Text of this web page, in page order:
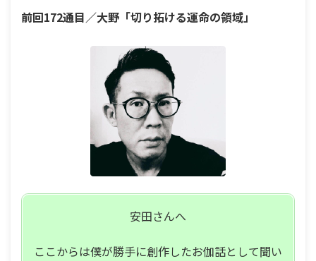
前回172通目／大野「切り拓ける運命の領域」
安田さんへ
ここからは僕が勝手に創作したお伽話として聞い